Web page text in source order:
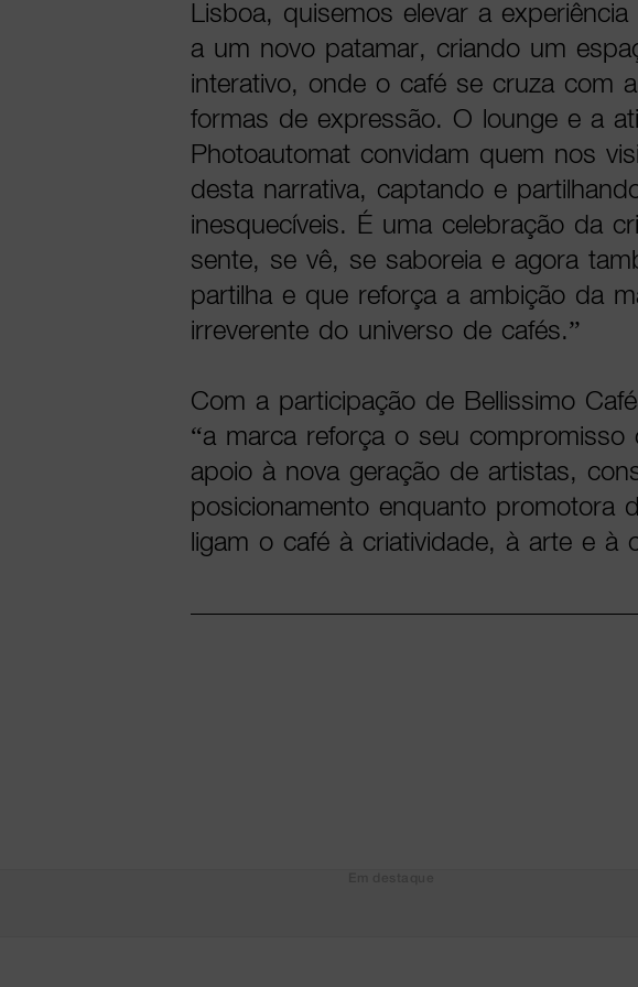
Lisboa, quisemos elevar a
a um novo patamar, criando um
interativo, onde o café se cruza com
formas de expressão. O lounge e a
Photoautomat convidam quem nos
desta narrativa, captando e
inesquecíveis. É uma celebração da
sente, se vê, se saboreia e agora
partilha e que reforça a ambição da
irreverente do universo de cafés.”
Com a participação de Bellissimo
“a marca reforça o seu
apoio à nova geração de artistas,
posicionamento enquanto promotora
ligam o café à criatividade, à arte e à